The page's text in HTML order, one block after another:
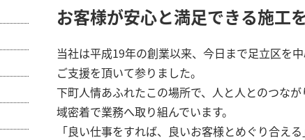
お客様が安心と満足できる施工
当社は平成19年の創業以来、今日まで足立区を
ご支援を頂いて参りました。
下町人情あふれたこの場所で、人と人とのつな
域密着で業務へ取り組んでいます。
「良い仕事をすれば、良いお客様とめぐり合える